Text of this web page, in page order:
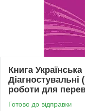
Книга
Діагностувальні
роботи для
Готово до відправки